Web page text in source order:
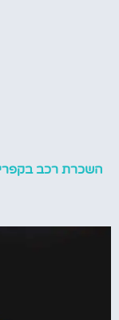
השכרת רכב